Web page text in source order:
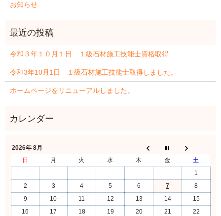
お知らせ
令和３年１０月１日 １級石材施工技能士資格取得
令和3年10月1日 １級石材施工技能士取得しました。
ホームページをリニューアルしました。
2026年 8月
日
月 火 水 木 金
土
1
2
3 4 5 6 7
8
9
10 11 12 13 14
15
16
17 18 19 20 21
22